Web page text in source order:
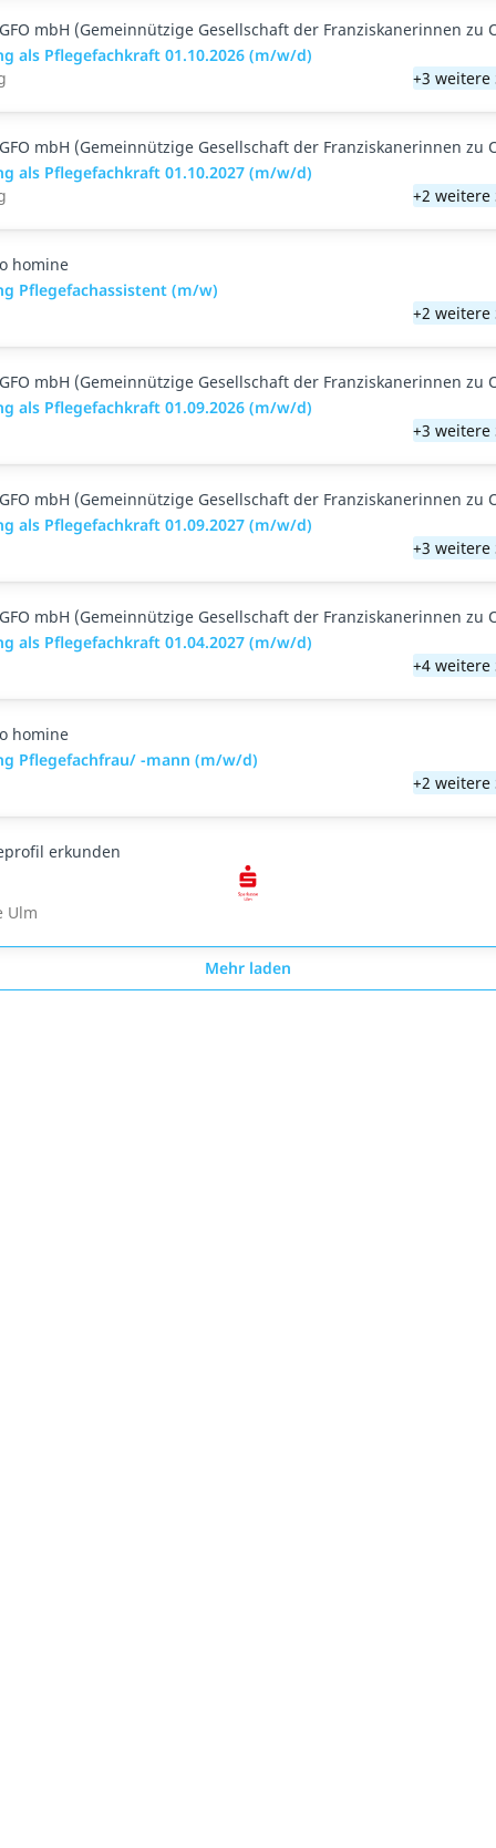
GFO mbH (Gemeinnützige Gesellschaft der Franziskanerinnen zu
als Pflegefachkraft 01.10.2026 (m/w/d)
+3 weitere
GFO mbH (Gemeinnützige Gesellschaft der Franziskanerinnen zu
als Pflegefachkraft 01.10.2027 (m/w/d)
+2 weitere
homine
Pflegefachassistent (m/w)
+2 weitere
GFO mbH (Gemeinnützige Gesellschaft der Franziskanerinnen zu
als Pflegefachkraft 01.09.2026 (m/w/d)
+3 weitere
GFO mbH (Gemeinnützige Gesellschaft der Franziskanerinnen zu
als Pflegefachkraft 01.09.2027 (m/w/d)
+3 weitere
GFO mbH (Gemeinnützige Gesellschaft der Franziskanerinnen zu
als Pflegefachkraft 01.04.2027 (m/w/d)
+4 weitere
homine
Pflegefachfrau/ -mann (m/w/d)
+2 weitere
erkunden
Ulm
Mehr laden